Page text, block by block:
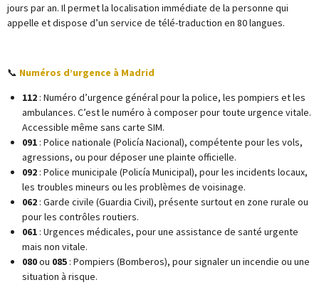
jours par an. Il permet la localisation immédiate de la personne qui
appelle et dispose d’un service de télé-traduction en 80 langues.
📞 Numéros d’urgence à Madrid
112 : Numéro d’urgence général pour la police, les pompiers et les
ambulances. C’est le numéro à composer pour toute urgence vitale.
Accessible même sans carte SIM.
091 : Police nationale (Policía Nacional), compétente pour les vols,
agressions, ou pour déposer une plainte officielle.
092 : Police municipale (Policía Municipal), pour les incidents locaux,
les troubles mineurs ou les problèmes de voisinage.
062 : Garde civile (Guardia Civil), présente surtout en zone rurale ou
pour les contrôles routiers.
061 : Urgences médicales, pour une assistance de santé urgente
mais non vitale.
080ou 085 : Pompiers (Bomberos), pour signaler un incendie ou une
situation à risque.